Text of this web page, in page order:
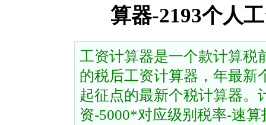
算器-2193个人
工资计算器是一个款计算税
的税后工资计算器，年最新
起征点的最新个税计算器。
资-5000*对应级别税率-速